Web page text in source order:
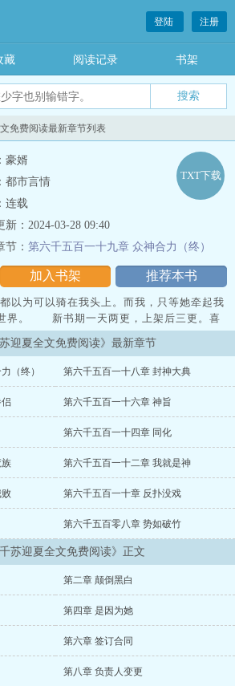
登陆 注册
藏 阅读记录 书架
免费阅读最新章节列表
豪婿
都市言情
连载
加入书架 推荐本书
TXT下载
新：2024-03-28 09:40
节： 第六千五百一十九章 众神合力（终）
以为可以骑在我头上。而我，只等她牵起我
界。 新书期一天两更，上架后三更。喜
，谢谢各位大佬。
苏迎夏全文免费阅读》最新章节
（终） 第六千五百一十八章 封神大典
第六千五百一十六章 神旨
第六千五百一十四章 同化
第六千五百一十二章 我就是神
第六千五百一十章 反扑没戏
第六千五百零八章 势如破竹
千苏迎夏全文免费阅读》正文
第二章 颠倒黑白
第四章 是因为她
第六章 签订合同
第八章 负责人变更